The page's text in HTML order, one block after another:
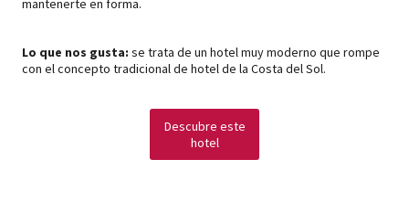
mantenerte en forma.
Lo que nos gusta: se trata de un hotel muy moderno que rompe
con el concepto tradicional de hotel de la Costa del Sol.
Descubre este
hotel